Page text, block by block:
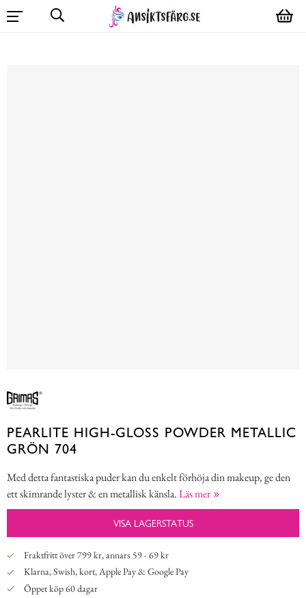
PEARLITE HIGH-GLOSS POWDER METALLIC
GRÖN 704
Med detta fantastiska puder kan du enkelt förhöja din makeup, ge den
ett skimrande lyster & en metallisk känsla.Läs mer
VISA LAGERSTATUS
Fraktfritt över 799 kr, annars 59 - 69 kr
Klarna, Swish, kort, Apple Pay & Google Pay
Öppet köp 60 dagar